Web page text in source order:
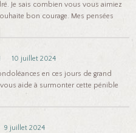
Je sais combien vous vous aimiez
bon courage. Mes pensées
10 juillet 2024
en ces jours de grand
aide à surmonter cette pénible
9 juillet 2024